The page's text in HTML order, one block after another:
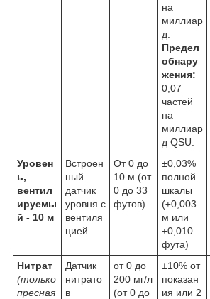
на
миллиар
д.
Предел
обнару
жения:
0,07
частей
на
миллиар
д QSU.
Уровен
ь,
вентил
ируемы
й - 10 м
Встроен
ный
датчик
уровня с
вентиля
цией
От 0 до
10 м (от
0 до 33
футов)
±0,03%
полной
шкалы
(±0,003
м или
±0,010
фута)
Нитрат
(только
пресная
Датчик
нитрато
в
от 0 до
200 мг/л
(от 0 до
±10% от
показан
ия или 2